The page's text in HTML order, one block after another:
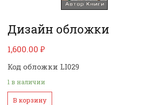
Дизайн обложки
1,600.00 ₽
Код обложки LI029
1 в наличии
В корзину